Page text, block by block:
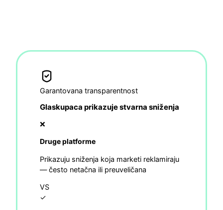
Garantovana transparentnost
Glaskupaca prikazuje stvarna sniženja
❌
Druge platforme
Prikazuju sniženja koja marketi reklamiraju
— često netačna ili preuveličana
VS
✓